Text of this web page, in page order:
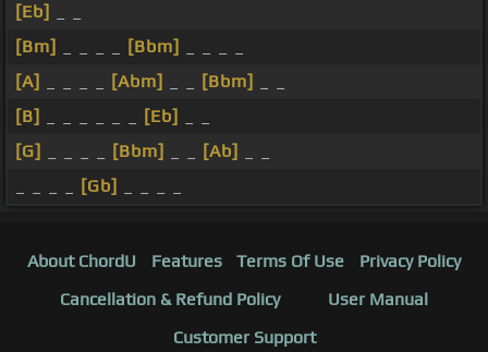
[Eb]
[Bm]
[Bbm]
[A]
[Abm] [Bbm]
[B]
[Eb]
[G]
[Bbm] [Ab]
[Gb]
About ChordU Features Terms Of Use
Privacy Policy
Cancellation & Refund Policy
User Manual
Customer Support